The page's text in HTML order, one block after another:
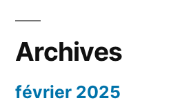
Archives
février 2025